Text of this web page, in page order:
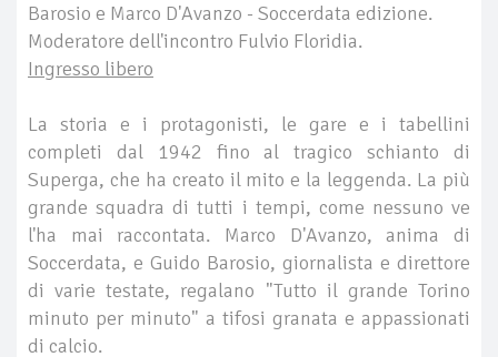
Barosio e Marco D'Avanzo - Soccerdata edizione.
Moderatore dell'incontro Fulvio Floridia.
Ingresso libero
La storia e i protagonisti, le gare e i tabellini
completi dal 1942 fino al tragico schianto di
Superga, che ha creato il mito e la leggenda. La più
grande squadra di tutti i tempi, come nessuno ve
l'ha mai raccontata. Marco D'Avanzo, anima di
Soccerdata, e Guido Barosio, giornalista e direttore
di varie testate, regalano "Tutto il grande Torino
minuto per minuto" a tifosi granata e appassionati
di calcio.